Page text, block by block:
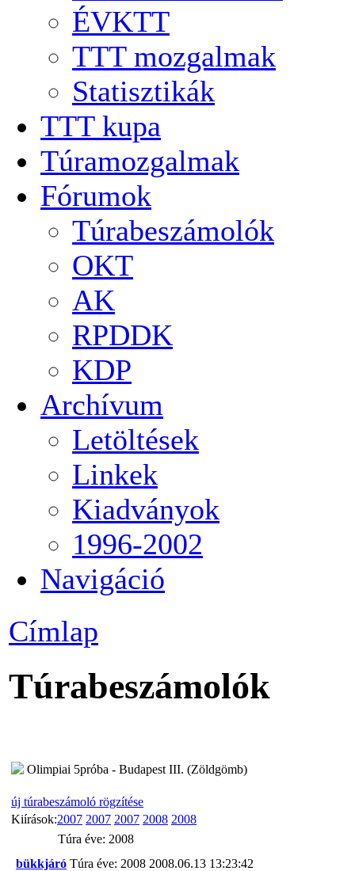
ÉVKTT
TTT mozgalmak
Statisztikák
TTT kupa
Túramozgalmak
Fórumok
Túrabeszámolók
OKT
AK
RPDDK
KDP
Archívum
Letöltések
Linkek
Kiadványok
1996-2002
Navigáció
Címlap
Túrabeszámolók
Olimpiai 5próba - Budapest III. (Zöldgömb)
új túrabeszámoló rögzítése
Kiírások:2007 2007 2007 2008 2008
Túra éve: 2008
bükkjáró Túra éve: 2008 2008.06.13 13:23:42